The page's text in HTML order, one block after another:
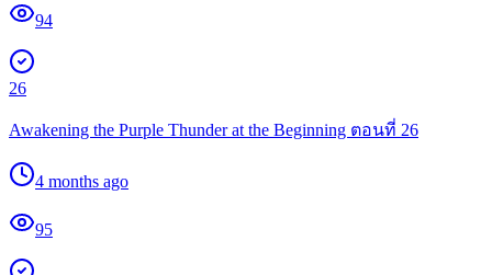
94
26
Awakening the Purple Thunder at the Beginning ตอนที่ 26
4 months ago
95